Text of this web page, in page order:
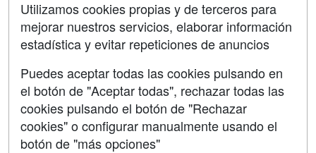
Confidencialidad
Aviso legal
Copyleft
Utilizamos cookies propias y de terceros para
mejorar nuestros servicios, elaborar información
estadística y evitar repeticiones de anuncios
Puedes aceptar todas las cookies pulsando en
el botón de "Aceptar todas", rechazar todas las
cookies pulsando el botón de "Rechazar
cookies" o configurar manualmente usando el
botón de "más opciones"